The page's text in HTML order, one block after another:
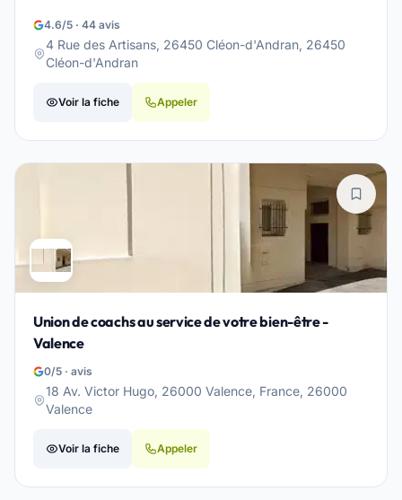
4.6/5 · 44 avis
4 Rue des Artisans, 26450 Cléon-d'Andran, 26450
Cléon-d'Andran
Voir la fiche Appeler
Union de coachs au service de votre bien-être -
Valence
0/5 · avis
18 Av. Victor Hugo, 26000 Valence, France, 26000
Valence
Voir la fiche Appeler